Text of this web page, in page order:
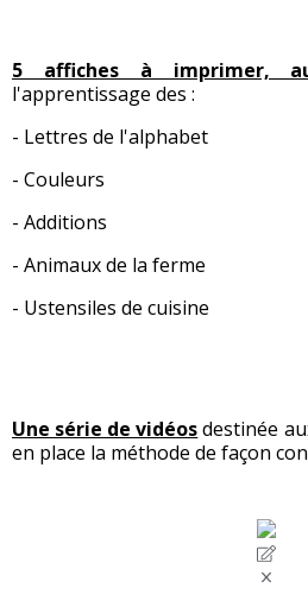
5 affiches à imprimer,
l'apprentissage des :
- Lettres de l'alphabet
- Couleurs
- Additions
- Animaux de la ferme
- Ustensiles de cuisine
Une série de vidéosdestinée
en place la méthode de façon